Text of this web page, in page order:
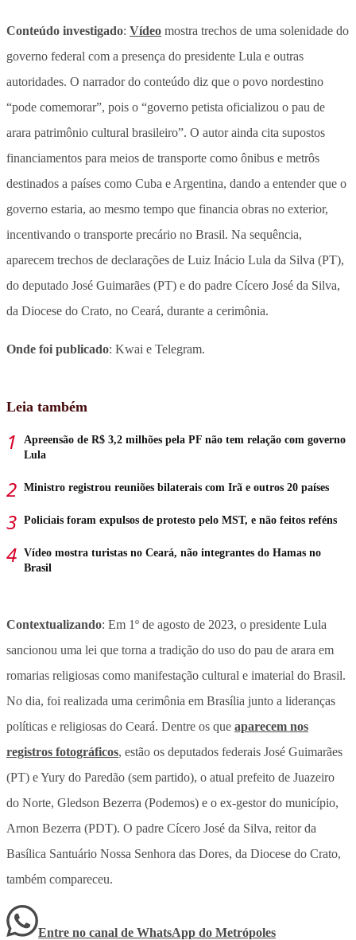
Conteúdo investigado: Vídeo mostra trechos de uma solenidade do
governo federal com a presença do presidente Lula e outras
autoridades. O narrador do conteúdo diz que o povo nordestino
“pode comemorar”, pois o “governo petista oficializou o pau de
arara patrimônio cultural brasileiro”. O autor ainda cita supostos
financiamentos para meios de transporte como ônibus e metrôs
destinados a países como Cuba e Argentina, dando a entender que o
governo estaria, ao mesmo tempo que financia obras no exterior,
incentivando o transporte precário no Brasil. Na sequência,
aparecem trechos de declarações de Luiz Inácio Lula da Silva (PT),
do deputado José Guimarães (PT) e do padre Cícero José da Silva,
da Diocese do Crato, no Ceará, durante a cerimônia.
Onde foi publicado: Kwai e Telegram.
Leia também
Apreensão de R$ 3,2 milhões pela PF não tem relação com governo
Lula
Ministro registrou reuniões bilaterais com Irã e outros 20 países
Policiais foram expulsos de protesto pelo MST, e não feitos reféns
Vídeo mostra turistas no Ceará, não integrantes do Hamas no
Brasil
Contextualizando: Em 1º de agosto de 2023, o presidente Lula
sancionou uma lei que torna a tradição do uso do pau de arara em
romarias religiosas como manifestação cultural e imaterial do Brasil.
No dia, foi realizada uma cerimônia em Brasília junto a lideranças
políticas e religiosas do Ceará. Dentre os que aparecem nos
registros fotográficos, estão os deputados federais José Guimarães
(PT) e Yury do Paredão (sem partido), o atual prefeito de Juazeiro
do Norte, Gledson Bezerra (Podemos) e o ex-gestor do município,
Arnon Bezerra (PDT). O padre Cícero José da Silva, reitor da
Basílica Santuário Nossa Senhora das Dores, da Diocese do Crato,
também compareceu.
Entre no canal de WhatsApp do Metrópoles